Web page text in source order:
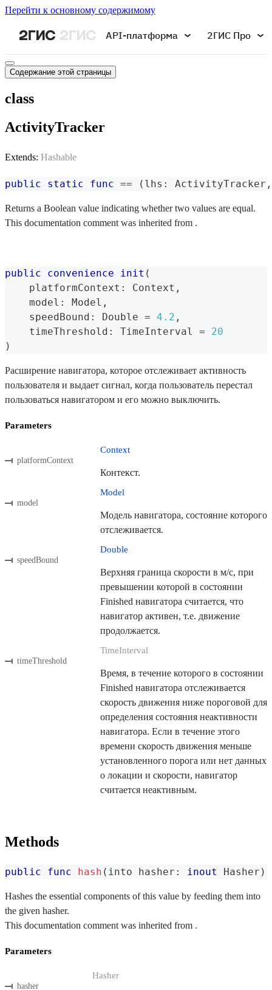
Перейти к основному содержимому
API-платформа 2ГИС Про
Содержание этой страницы
class
ActivityTracker
Extends: Hashable
public static func == ( lhs : ActivityTracker ,
Returns a Boolean value indicating whether two values are equal.
This documentation comment was inherited from .
public convenience init (
    platformContext
: Context ,
    model
: Model ,
    speedBound
: Double = 4.2 ,
    timeThreshold
: TimeInterval =
20
)
Расширение навигатора, которое отслеживает активность
пользователя и выдает сигнал, когда пользователь перестал
пользоваться навигатором и его можно выключить.
Parameters
platformContext
Context
Контекст.
model
Model
Модель навигатора, состояние которого
отслеживается.
speedBound
Double
Верхняя граница скорости в м/с, при
превышении которой в состоянии
Finished навигатора считается, что
навигатор активен, т.е. движение
продолжается.
timeThreshold
TimeInterval
Время, в течение которого в состоянии
Finished навигатора отслеживается
скорость движения ниже пороговой для
определения состояния неактивности
навигатора. Если в течение этого
времени скорость движения меньше
установленного порога или нет данных
о локации и скорости, навигатор
считается неактивным.
Methods
public func hash ( into hasher : inout Hasher )
Hashes the essential components of this value by feeding them into
the given hasher.
This documentation comment was inherited from .
Parameters
hasher
Hasher